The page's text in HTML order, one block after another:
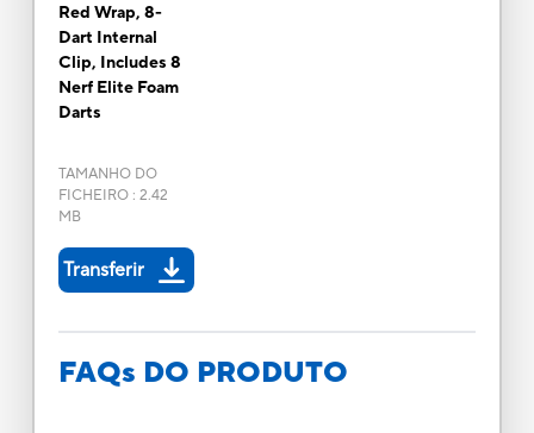
Red Wrap, 8-
Dart Internal
Clip, Includes 8
Nerf Elite Foam
Darts
TAMANHO DO
FICHEIRO: 2.42
MB
Transferir
FAQs DO PRODUTO